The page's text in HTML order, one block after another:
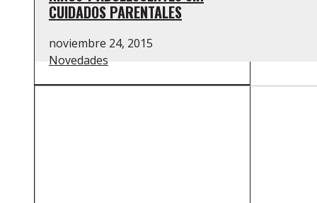
CUIDADOS PARENTALES
noviembre 24, 2015
Novedades